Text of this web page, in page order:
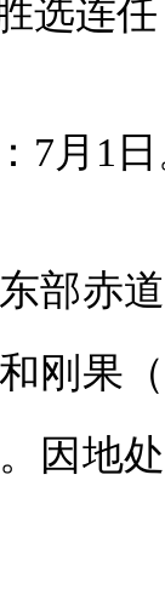
选连
7月1
部赤
刚果
因地